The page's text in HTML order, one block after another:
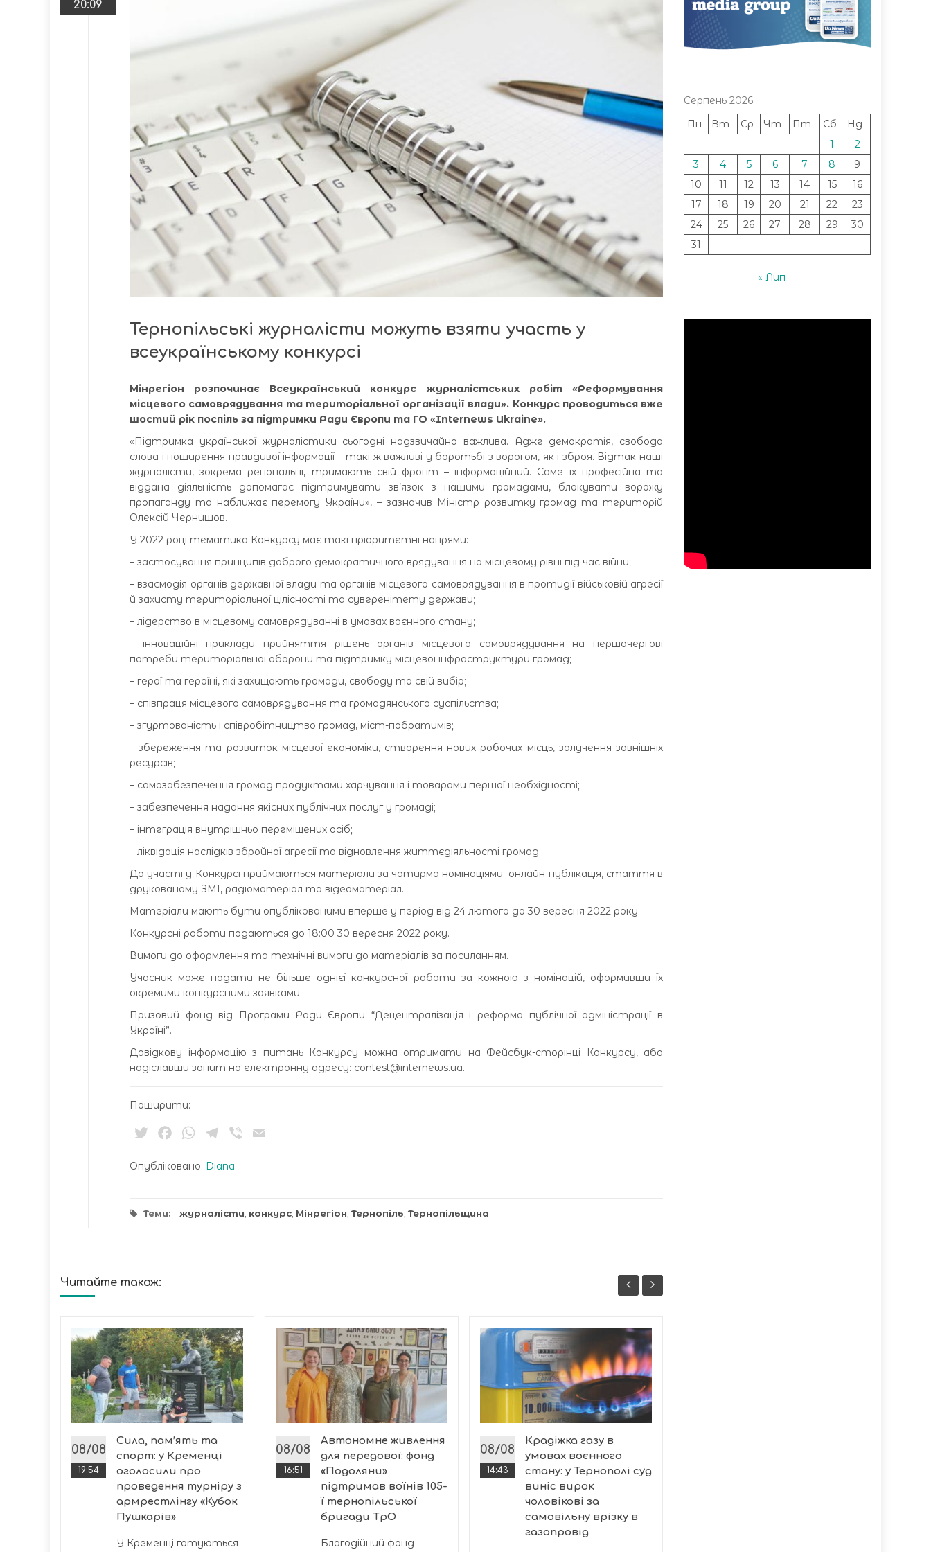
20:09
Тернопільські журналісти можуть взяти участь у
всеукраїнському конкурсі
Мінрегіон розпочинає Всеукраїнський конкурс журналістських робіт «Реформування
місцевого самоврядування та територіальної організації влади». Конкурс проводиться вже
шостий рік поспіль за підтримки Ради Європи та ГО «Internews Ukraine».
«Підтримка української журналістики сьогодні надзвичайно важлива. Адже демократія, свобода
слова і поширення правдивої інформації – такі ж важливі у боротьбі з ворогом, як і зброя. Відтак наші
журналісти, зокрема регіональні, тримають свій фронт – інформаційний. Саме їх професійна та
віддана діяльність допомагає підтримувати зв’язок з нашими громадами, блокувати ворожу
пропаганду та наближає перемогу України», – зазначив Міністр розвитку громад та територій
Олексій Чернишов.
У 2022 році тематика Конкурсу має такі пріоритетні напрями:
– застосування принципів доброго демократичного врядування на місцевому рівні під час війни;
– взаємодія органів державної влади та органів місцевого самоврядування в протидії військовій агресії
й захисту територіальної цілісності та суверенітету держави;
– лідерство в місцевому самоврядуванні в умовах воєнного стану;
– інноваційні приклади прийняття рішень органів місцевого самоврядування на першочергові
потреби територіальної оборони та підтримку місцевої інфраструктури громад;
– герої та героїні, які захищають громади, свободу та свій вибір;
– співпраця місцевого самоврядування та громадянського суспільства;
– згуртованість і співробітництво громад, міст-побратимів;
– збереження та розвиток місцевої економіки, створення нових робочих місць, залучення зовнішніх
ресурсів;
– самозабезпечення громад продуктами харчування і товарами першої необхідності;
– забезпечення надання якісних публічних послуг у громаді;
– інтеграція внутрішньо переміщених осіб;
– ліквідація наслідків збройної агресії та відновлення життєдіяльності громад.
До участі у Конкурсі приймаються матеріали за чотирма номінаціями: онлайн-публікація, стаття в
друкованому ЗМІ, радіоматеріал та відеоматеріал.
Матеріали мають бути опублікованими вперше у період від 24 лютого до 30 вересня 2022 року.
Конкурсні роботи подаються до 18:00 30 вересня 2022 року.
Вимоги до оформлення та технічні вимоги до матеріалів за посиланням.
Учасник може подати не більше однієї конкурсної роботи за кожною з номінацій, оформивши їх
окремими конкурсними заявками.
Призовий фонд від Програми Ради Європи “Децентралізація і реформа публічної адміністрації в
Україні”.
Довідкову інформацію з питань Конкурсу можна отримати на Фейсбук-сторінці Конкурсу, або
надіславши запит на електронну адресу: contest@internews.ua.
Поширити:
TwitterFacebookWhatsApp
Telegram
Viber
Опубліковано: Diana
Теми: журналісти конкурс Мінрегіон Тернопіль Тернопільщина
Читайте також:
08/08
19:54
Сила, пам’ять та
спорт: у Кременці
оголосили про
проведення турніру з
армрестлінгу «Кубок
Пушкарів»
У Кременці готуються
08/08
16:51
Автономне живлення
для передової: фонд
«Подоляни»
підтримав воїнів 105-
ї тернопільської
бригади ТрО
Благодійний фонд
08/08
14:43
Крадіжка газу в
умовах воєнного
стану: у Тернополі суд
виніс вирок
чоловікові за
самовільну врізку в
газопровід
Серпень 2026
Пн
Вт Ср Чт Пт Сб
Нд
1
2
3
4 5 6 7 8
9
10
11 12 13 14 15
16
17
18 19 20 21 22
23
24
25 26 27 28 29
30
31
« Лип